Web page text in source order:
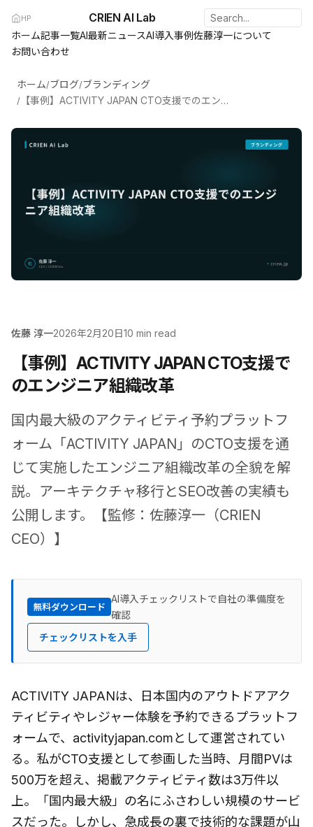
HP CRIEN AI Lab
ホーム記事一覧AI最新ニュースAI導入事例佐藤淳一について
お問い合わせ
ホーム/ブログ/ブランディング
/ 【事例】ACTIVITY JAPAN CTO支援でのエンジニア組織改革
佐藤 淳一2026年2月20日10 min read
【事例】ACTIVITY JAPAN CTO支援で
のエンジニア組織改革
国内最大級のアクティビティ予約プラットフ
ォーム「ACTIVITY JAPAN」のCTO支援を通
じて実施したエンジニア組織改革の全貌を解
説。アーキテクチャ移行とSEO改善の実績も
公開します。【監修：佐藤淳一（CRIEN
CEO）】
無料ダウンロード
AI導入チェックリストで自社の準備度を
確認
チェックリストを入手
ACTIVITY JAPANは、日本国内のアウトドアアク
ティビティやレジャー体験を予約できるプラットフ
ォームで、activityjapan.comとして運営されてい
る。私がCTO支援として参画した当時、月間PVは
500万を超え、掲載アクティビティ数は3万件以
上。「国内最大級」の名にふさわしい規模のサービ
スだった。しかし、急成長の裏で技術的な課題が山